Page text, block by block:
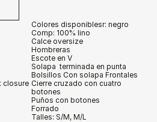
closure
Colores disponiblesr: negro
Comp: 100% lino
Calce oversize
Hombreras
Escote en V
Solapa  terminada en punta
Bolsillos Con solapa Frontales
Cierre cruzado con cuatro
botones
Puños con botones
Forrado
Talles: S/M, M/L